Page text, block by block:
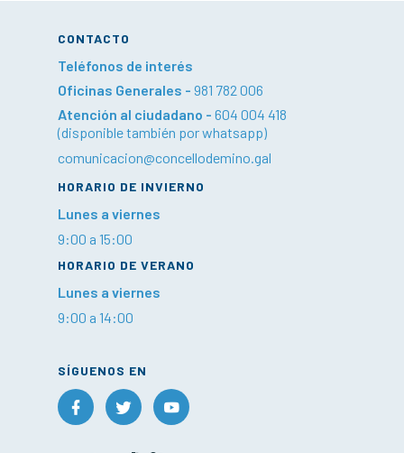
CONTACTO
Teléfonos de interés
Oficinas Generales - 981 782 006
Atención al ciudadano - 604 004 418
(disponible también por whatsapp)
comunicacion@concellodemino.gal
HORARIO DE INVIERNO
Lunes a viernes
9:00 a 15:00
HORARIO DE VERANO
Lunes a viernes
9:00 a 14:00
SÍGUENOS EN